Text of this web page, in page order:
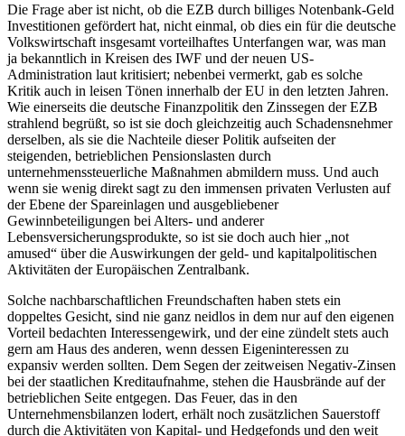
Die Frage aber ist nicht, ob die EZB durch billiges Notenbank-Geld
Investitionen gefördert hat, nicht einmal, ob dies ein für die deutsche
Volkswirtschaft insgesamt vorteilhaftes Unterfangen war, was man
ja bekanntlich in Kreisen des IWF und der neuen US-
Administration laut kritisiert; nebenbei vermerkt, gab es solche
Kritik auch in leisen Tönen innerhalb der EU in den letzten Jahren.
Wie einerseits die deutsche Finanzpolitik den Zinssegen der EZB
strahlend begrüßt, so ist sie doch gleichzeitig auch Schadensnehmer
derselben, als sie die Nachteile dieser Politik aufseiten der
steigenden, betrieblichen Pensionslasten durch
unternehmenssteuerliche Maßnahmen abmildern muss. Und auch
wenn sie wenig direkt sagt zu den immensen privaten Verlusten auf
der Ebene der Spareinlagen und ausgebliebener
Gewinnbeteiligungen bei Alters- und anderer
Lebensversicherungsprodukte, so ist sie doch auch hier „not
amused“ über die Auswirkungen der geld- und kapitalpolitischen
Aktivitäten der Europäischen Zentralbank.
Solche nachbarschaftlichen Freundschaften haben stets ein
doppeltes Gesicht, sind nie ganz neidlos in dem nur auf den eigenen
Vorteil bedachten Interessengewirk, und der eine zündelt stets auch
gern am Haus des anderen, wenn dessen Eigeninteressen zu
expansiv werden sollten. Dem Segen der zeitweisen Negativ-Zinsen
bei der staatlichen Kreditaufnahme, stehen die Hausbrände auf der
betrieblichen Seite entgegen. Das Feuer, das in den
Unternehmensbilanzen lodert, erhält noch zusätzlichen Sauerstoff
durch die Aktivitäten von Kapital- und Hedgefonds und den weit